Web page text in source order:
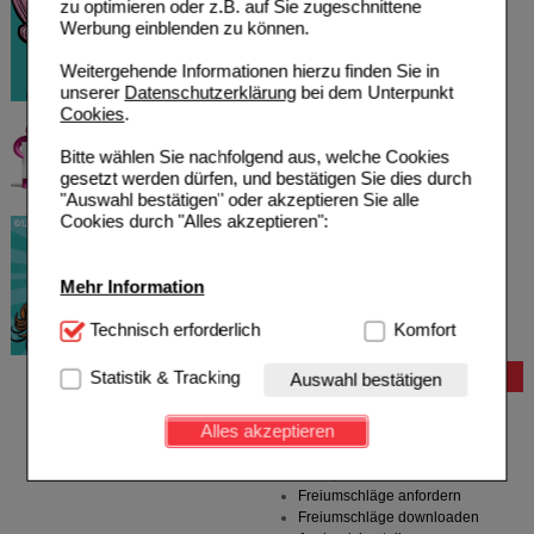
zu optimieren oder z.B. auf Sie zugeschnittene
Werbung einblenden zu können.
Weitergehende Informationen hierzu finden Sie in
unserer Datenschutzerklärungbei dem Unterpunkt
Cookies.
Bitte wählen Sie nachfolgend aus, welche Cookies
gesetzt werden dürfen, und bestätigen Sie dies durch
"Auswahl bestätigen" oder akzeptieren Sie alle
Cookies durch "Alles akzeptieren":
Mehr Information
Technisch Notwendig:Hierbei handelt es sich um
Website notwendig sind (z.B. Navigation, Warenkorb,
Kundenkonto), weshalb auf diese nicht verzichtet
werden kann.
Einkaufserlebnis noch ansprechender zu gestalten,
beispielsweise für die Wiedererkennung des
Besuchers oder unsere Seite an bevorzugte
Technisch erforderlich Komfort
Statistik & Tracking Auswahl bestätigen
Alles akzeptieren
Bestellung
Hilfe zur Anmeldung
Hilfe zum Bestellvorgang
Zahlungsmöglichkeiten
Freiumschläge anfordern
Freiumschläge downloaden